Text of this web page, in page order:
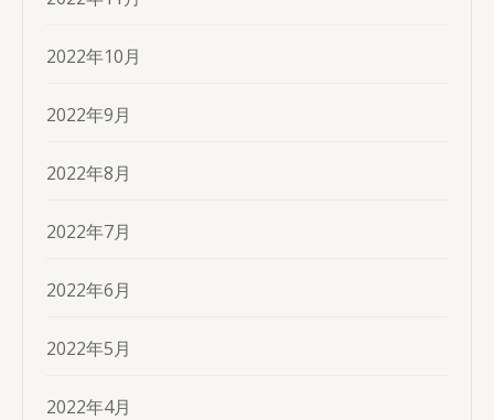
2022年10月
2022年9月
2022年8月
2022年7月
2022年6月
2022年5月
2022年4月